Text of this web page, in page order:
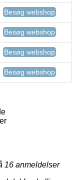
Besøg webshop
Besøg webshop
Besøg webshop
Besøg webshop
16 anmeldelser